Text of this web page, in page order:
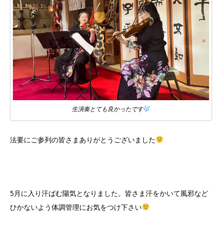
生演奏とても良かったです
法要にご参列の皆さまありがとうございました
5月に入り汗ばむ陽気となりました。皆さま汗をかいて風邪など
ひかないよう体調管理にお気をつけ下さい